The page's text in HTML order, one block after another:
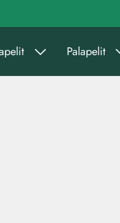
Palapelit